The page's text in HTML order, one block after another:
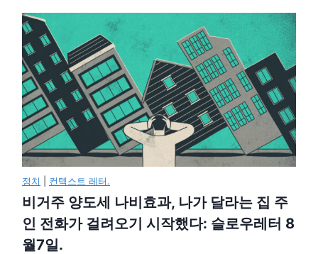
정치 컨텍스트 레터.
비거주 양도세 나비효과, 나가 달라는 집 주
인 전화가 걸려오기 시작했다: 슬로우레터 8
월7일.